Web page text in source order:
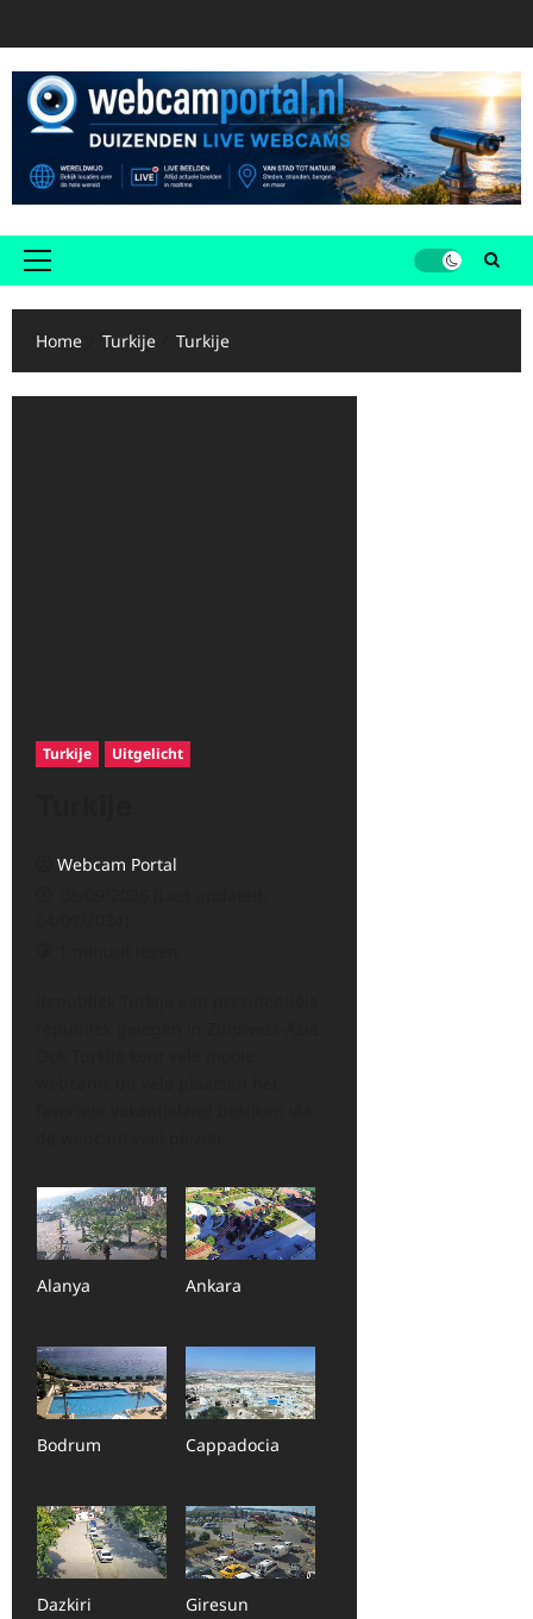
de
inhoud
Primair
Home
Turkije Turkije
Turkije Uitgelicht
Webcam Portal
Alanya Ankara
Bodrum Cappadocia
Dazkiri Giresun